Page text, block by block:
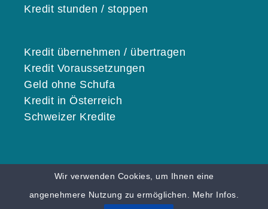
Kredit stunden / stoppen
Kredit übernehmen / übertragen
Kredit Voraussetzungen
Geld ohne Schufa
Kredit in Österreich
Schweizer Kredite
© 2026 KREDITE.ORG |Karriere |Impressum
Wir verwenden Cookies, um Ihnen eine
angenehmere Nutzung zu ermöglichen. Mehr Infos.